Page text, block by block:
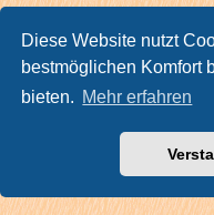
Diese Website nutzt
bestmöglichen Komfort
bieten. Mehr erfahren